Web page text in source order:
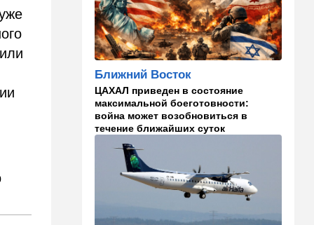
Помидоры научились
предупреждать соседей об
опасном вирусе
13:22 Стиль жизни
Что действительно помогает
пережить израильскую
жару, а что является мифом.
Разбираемся
Израиль
США суют Израилю палки в
колеса после гибели
военных в Ливане
12:46 Спорт
Ближний Восток
ЦАХАЛ приведен в состояние
максимальной боеготовности:
война может возобновиться в
течение ближайших суток